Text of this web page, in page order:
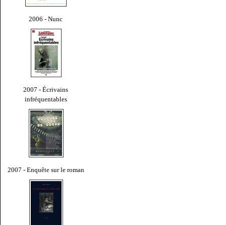
2006 - Nunc
2007 - Écrivains
infréquentables
2007 - Enquête sur le roman